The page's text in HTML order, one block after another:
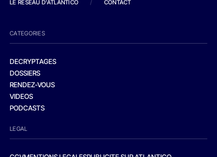
LE RESEAU D'ATLANTICO
/ CONTACT
CATEGORIES
DECRYPTAGES
DOSSIERS
RENDEZ-VOUS
VIDEOS
PODCASTS
LEGAL